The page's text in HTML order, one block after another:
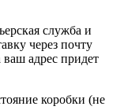
служба и
через почту
адрес придет
коробки (не